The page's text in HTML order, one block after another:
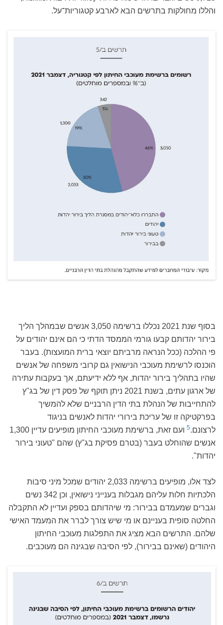
והללו מחולקות בתרשים הבא לארבע קטגוריות־על.
בסוף שנת 2021 נכללו ברשימה 3,050 אנשים שבמהלך הליך
בירור יהדותם קבעו גורמי הממסד הדתי כי הם אינם יהודים על
פי ההלכה (ככל הנראה מרביתם יוצאי ברית המועצות). בעבר
הוכנסו לרשימת מעוכבי הנישואין גם קרובי משפחה של אנשים
שהיו בתהליך בירור יהדות, אף ללא ידיעתם, אך בעקבות עתירה
של ארגון עתים, בשנת 2021 ניתן תוקף של פסק דין של בג"ץ
להתחייבות של הנהלת בתי הדין הרבניים שלא להמשיך
בפרקטיקה זו של עריכת בירורי יהדות לאנשים בניגוד
לרצונם.5
ועם זאת, ברשימת מעוכבי החיתון מופיעים עדיין 1,300
אנשים שהוחלט בעבר (בטרם פסיקת בג"ץ) שהם "טעוני בירור
יהדות".
לצד אלו, מופיעים ברשימה 2,033 יהודים שמכל מיני סיבות
הלכתיות חלות עליהם מגבלות בענייני נישואין, וכן 342 נשים
וגברים שמעמדם בבירור: מי שיהדותם בספק ועדיין לא התקבלה
החלטה סופית בעניינם או מי שיש צורך לברר את המעמד האישי
שלהם. התרשים הבא מציג את התפלגות מעוכבי החיתון
היהודים (שאינם בבירור), לפי הסיבה שבגינה הם מעוכבים.